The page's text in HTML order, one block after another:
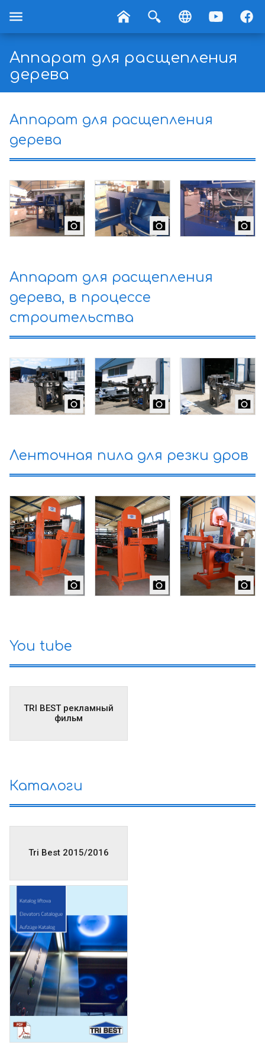
Аппарат для расщепления
дерева
Аппарат для расщепления
дерева
Аппарат для расщепления
дерева, в процессе
строительства
Ленточная пила для резки дров
You tube
TRI BEST рекламный
фильм
Каталоги
Tri Best 2015/2016